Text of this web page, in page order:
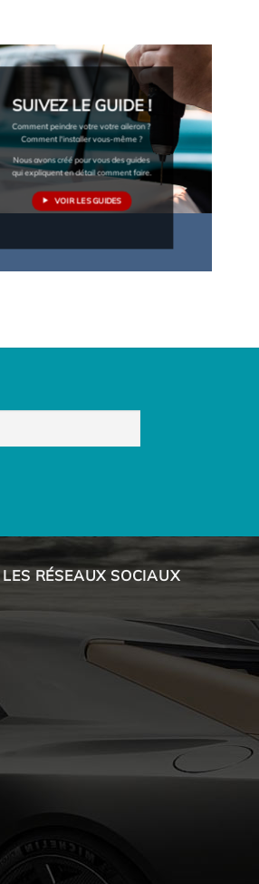
SUIVEZ LE GUIDE !
Comment peindre votre votre aileron ?
Comment l'installer vous-même ?
Nous avons créé pour vous des guides
qui expliquent en détail comment faire.
VOIR LES GUIDES
RÉSEAUX SOCIAUX